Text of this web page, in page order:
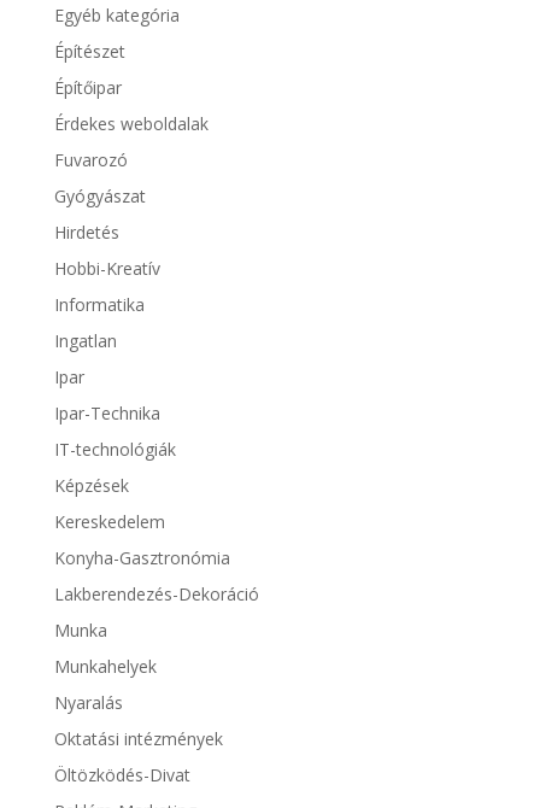
Egyéb kategória
Építészet
Építőipar
Érdekes weboldalak
Fuvarozó
Gyógyászat
Hirdetés
Hobbi-Kreatív
Informatika
Ingatlan
Ipar
Ipar-Technika
IT-technológiák
Képzések
Kereskedelem
Konyha-Gasztronómia
Lakberendezés-Dekoráció
Munka
Munkahelyek
Nyaralás
Oktatási intézmények
Öltözködés-Divat